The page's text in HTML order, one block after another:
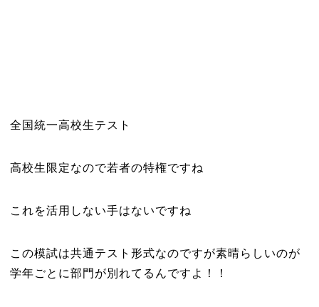
全国統一高校生テスト
高校生限定なので若者の特権ですね
これを活用しない手はないですね
この模試は共通テスト形式なのですが素晴らしいのが
学年ごとに部門が別れてるんですよ！！